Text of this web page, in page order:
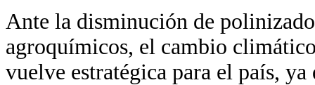
Ante la disminución de
agroquímicos, el cambio
vuelve estratégica para el país,